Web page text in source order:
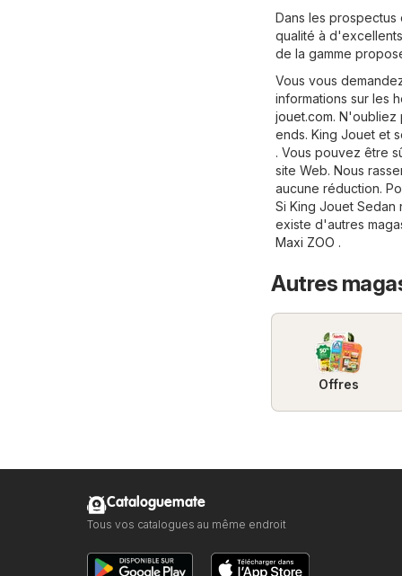
Dans les
qualité à
de la gamme
Vous vous
informations sur les
jouet.com. N'oubliez
ends. King Jouet et
. Vous pouvez être
site Web. Nous
aucune réduction.
Si King Jouet
existe d'autres
Maxi ZOO .
Autres
Offres
Cataloguemate
Tous vos catalogues au même endroit